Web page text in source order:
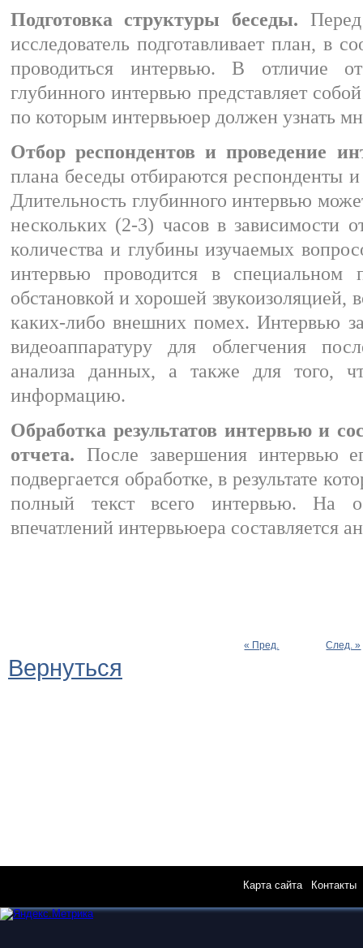
Подготовка структуры беседы.
исследователь подготавливает план, в
проводиться интервью. В отличие
глубинного интервью представляет
по которым интервьюер должен узнать
Отбор респондентов и проведение
плана беседы отбираются респонденты
Длительность глубинного интервью
нескольких (2-3) часов в зависимости
количества и глубины изучаемых
интервью проводится в специальном
обстановкой и хорошей звукоизоляцией,
каких-либо внешних помех. Интервью
видеоаппаратуру для облегчения
анализа данных, а также для того,
информацию.
Обработка результатов интервью и
отчета.
После завершения интервью
подвергается обработке, в результате
полный текст всего интервью. На
впечатлений интервьюера составляется
« Пред. След. »
Вернуться
Карта сайта| Контакты